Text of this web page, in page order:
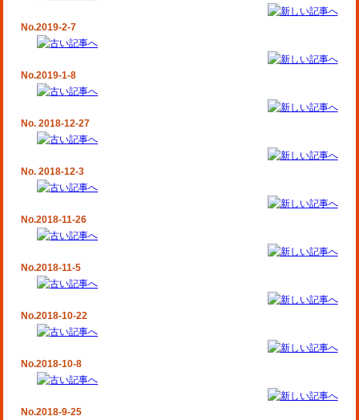
No.2019-2-7
No.2019-1-8
No. 2018-12-27
No. 2018-12-3
No.2018-11-26
No.2018-11-5
No.2018-10-22
No.2018-10-8
No.2018-9-25